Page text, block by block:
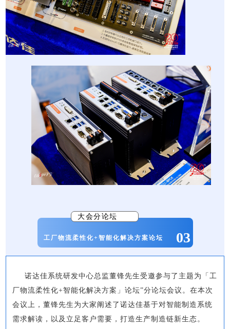
大会分论坛
工厂物流柔性化+智能化解决方案论坛 03
诺达佳系统研发中心总监董锋先生受邀参与了主题为「工
厂物流柔性化+智能化解决方案」论坛”分论坛会议。在本次
会议上，董锋先生为大家阐述了诺达佳基于对智能制造系统
需求解读，以及立足客户需要，打造生产制造链新生态。